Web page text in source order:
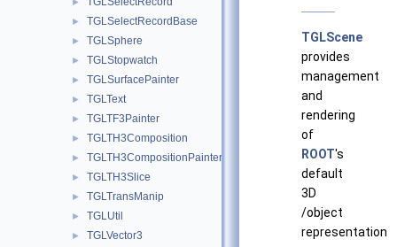
► TGLSelectRecordBase
► TGLSphere
► TGLStopwatch
► TGLSurfacePainter
► TGLText
► TGLTF3Painter
► TGLTH3Composition
► TGLTH3CompositionPainter
► TGLTH3Slice
► TGLTransManip
► TGLUtil
► TGLVector3
TGLScene
provides
management
and
rendering
of
ROOT's
default
3D
/object
representation